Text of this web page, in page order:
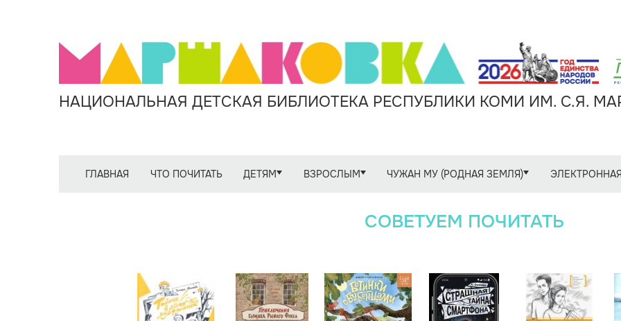
НАЦИОНАЛЬНАЯ ДЕТСКАЯ БИБЛИОТЕКА РЕСПУБЛИКИ КОМИ ИМ. С.Я.
ГЛАВНАЯ ЧТО ПОЧИТАТЬ ДЕТЯМ ВЗРОСЛЫМ ЧУЖАН МУ (РОДНАЯ ЗЕМЛЯ)
СОВЕТУЕМ ПОЧИТАТЬ